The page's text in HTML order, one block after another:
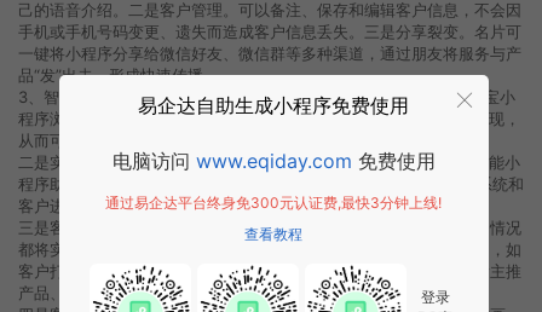
己的语音介绍。二是客户管理。可以备注、保存和编辑客户信息，不会因
手机或手机号码变更、遗失而造成客户信息丢失。三是分享裂变。名片可
一键将小程序分享给微信好友、微信群等多种渠道，通过朋友将服务与产
品“发”出去，形成快速传播。
3、智能助理一是访客管理。客户点击名片或通过名片功能进入经营宝小
程序浏览了其他页面，即可实时收到消息，都可以在AI助理中实时显现，
从而可以分析访客的兴趣偏好，从而有针对性的进行实时营销跟踪。
二是实时沟通。AI助理提供智能客户服务，用户在访问的过程中，智能小
程序助理会自动的为销售员发送提示，销售员可以用系统自带的IM系统和
客户进行沟通，用户无需下载任何软件，也无需添加为微信好友。
三是客户追踪。每一个打开小程序客户的兴趣轨迹、联系动向、互动情况
都将实时推送给销售员，帮助销售员挖掘潜在意向客户的信息和动向，如
客户打开小程序名片页、通过名片留言、点击复制销售员微信、查看主推
产品、查看企业官网等行为都将被记录。
易企达自助生成小程序免费使用
电脑访问 www.eqiday.com 免费使用
通过易企达平台终身免300元认证费,最快3分钟上线!
查看教程
登录